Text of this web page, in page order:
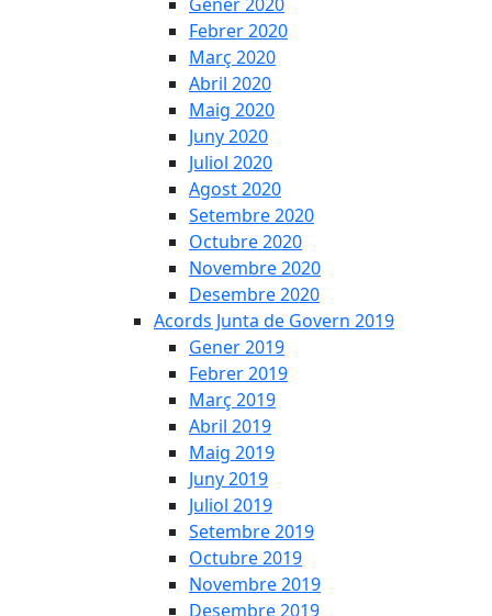
Febrer 2020
Març 2020
Abril 2020
Maig 2020
Juny 2020
Juliol 2020
Agost 2020
Setembre 2020
Octubre 2020
Novembre 2020
Desembre 2020
Acords Junta de Govern 2019
Gener 2019
Febrer 2019
Març 2019
Abril 2019
Maig 2019
Juny 2019
Juliol 2019
Setembre 2019
Octubre 2019
Novembre 2019
Desembre 2019